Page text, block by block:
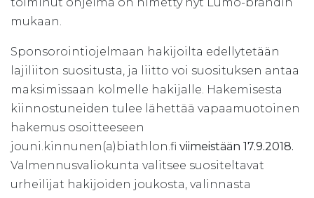
mukaan.
Sponsorointiojelmaan hakijoilta edellytetään
lajiliiton suositusta, ja liitto voi suosituksen antaa
maksimissaan kolmelle hakijalle. Hakemisesta
kiinnostuneiden tulee lähettää vapaamuotoinen
hakemus osoitteeseen
jouni.kinnunen(a)biathlon.fi viimeistään 17.9.2018.
Valmennusvaliokunta valitsee suositeltavat
urheilijat hakijoiden joukosta, valinnasta